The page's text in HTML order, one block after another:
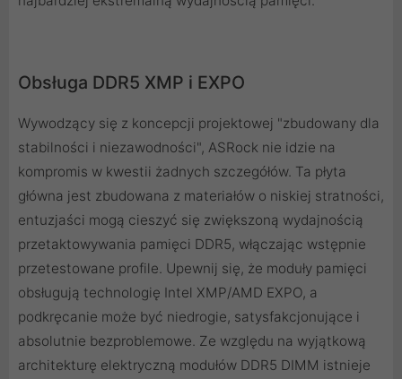
Obsługa DDR5 XMP i EXPO
Wywodzący się z koncepcji projektowej "zbudowany dla
stabilności i niezawodności", ASRock nie idzie na
kompromis w kwestii żadnych szczegółów. Ta płyta
główna jest zbudowana z materiałów o niskiej stratności,
entuzjaści mogą cieszyć się zwiększoną wydajnością
przetaktowywania pamięci DDR5, włączając wstępnie
przetestowane profile. Upewnij się, że moduły pamięci
obsługują technologię Intel XMP/AMD EXPO, a
podkręcanie może być niedrogie, satysfakcjonujące i
absolutnie bezproblemowe. Ze względu na wyjątkową
architekturę elektryczną modułów DDR5 DIMM istnieje